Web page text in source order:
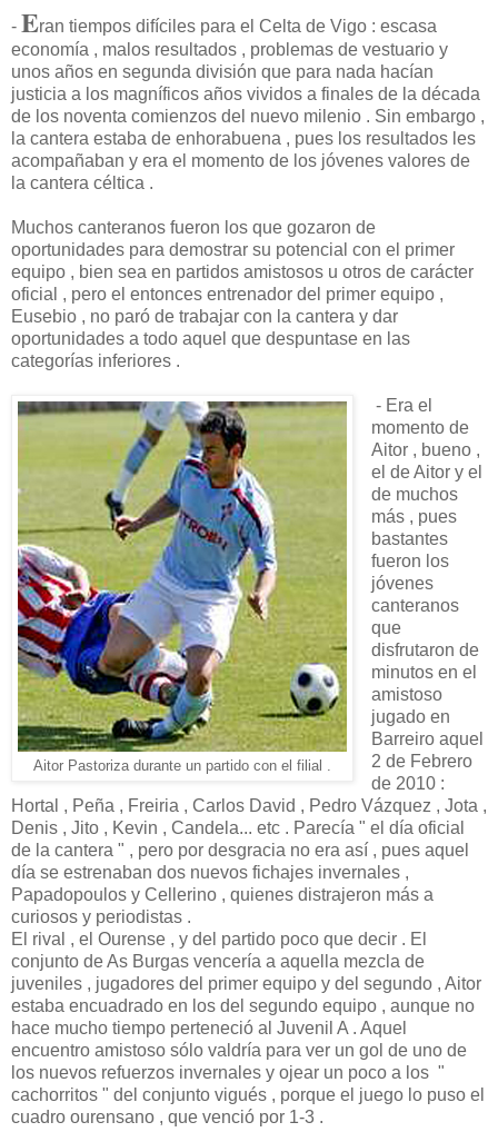
- Eran tiempos difíciles para el Celta de Vigo : escasa
economía , malos resultados , problemas de vestuario y
unos años en segunda división que para nada hacían
justicia a los magníficos años vividos a finales de la década
de los noventa comienzos del nuevo milenio . Sin embargo ,
la cantera estaba de enhorabuena , pues los resultados les
acompañaban y era el momento de los jóvenes valores de
la cantera céltica .
Muchos canteranos fueron los que gozaron de
oportunidades para demostrar su potencial con el primer
equipo , bien sea en partidos amistosos u otros de carácter
oficial , pero el entonces entrenador del primer equipo ,
Eusebio , no paró de trabajar con la cantera y dar
oportunidades a todo aquel que despuntase en las
categorías inferiores .
Aitor Pastoriza durante un partido con el filial .
- Era el
momento de
Aitor , bueno ,
el de Aitor y el
de muchos
más , pues
bastantes
fueron los
jóvenes
canteranos
que
disfrutaron de
minutos en el
amistoso
jugado en
Barreiro aquel
2 de Febrero
de 2010 :
Hortal , Peña , Freiria , Carlos David , Pedro Vázquez , Jota ,
Denis , Jito , Kevin , Candela... etc . Parecía " el día oficial
de la cantera " , pero por desgracia no era así , pues aquel
día se estrenaban dos nuevos fichajes invernales ,
Papadopoulos y Cellerino , quienes distrajeron más a
curiosos y periodistas .
El rival , el Ourense , y del partido poco que decir . El
conjunto de As Burgas vencería a aquella mezcla de
juveniles , jugadores del primer equipo y del segundo , Aitor
estaba encuadrado en los del segundo equipo , aunque no
hace mucho tiempo perteneció al Juvenil A . Aquel
encuentro amistoso sólo valdría para ver un gol de uno de
los nuevos refuerzos invernales y ojear un poco a los "
cachorritos " del conjunto vigués , porque el juego lo puso el
cuadro ourensano , que venció por 1-3 .